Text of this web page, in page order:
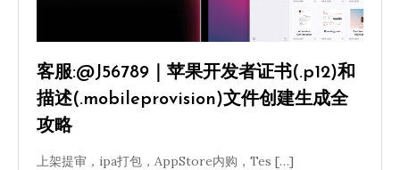
客服:@J56789｜苹果开发者证书(.p12)和
描述(.mobileprovision)文件创建生成全
攻略
上架提审，ipa打包，AppStore内购，Tes […]